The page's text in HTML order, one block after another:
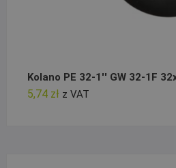
Kolano PE 32-1'' GW 32-1F
5,74 zł z VAT